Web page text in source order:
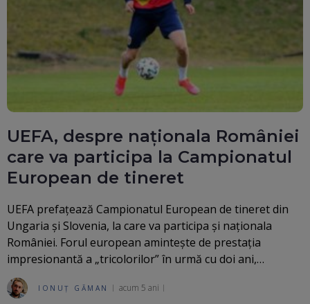
UEFA, despre naționala României
care va participa la Campionatul
European de tineret
UEFA prefațează Campionatul European de tineret din
Ungaria și Slovenia, la care va participa și naționala
României. Forul european amintește de prestația
impresionantă a „tricolorilor” în urmă cu doi ani,…
IONUȚ GĂMAN acum 5 ani